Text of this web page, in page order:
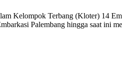
Terbang (Kloter) 14
Palembang hingga saat ini